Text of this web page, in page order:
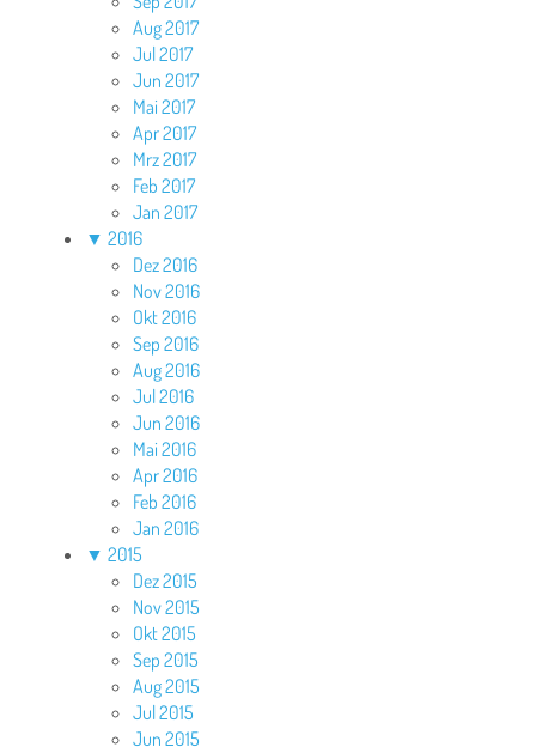
Aug 2017
Jul 2017
Jun 2017
Mai 2017
Apr 2017
Mrz 2017
Feb 2017
Jan 2017
▼ 2016
Dez 2016
Nov 2016
Okt 2016
Sep 2016
Aug 2016
Jul 2016
Jun 2016
Mai 2016
Apr 2016
Feb 2016
Jan 2016
▼ 2015
Dez 2015
Nov 2015
Okt 2015
Sep 2015
Aug 2015
Jul 2015
Jun 2015